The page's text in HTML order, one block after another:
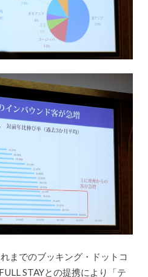
までのブッキング・ドットコ
STAYとの提携により「テ